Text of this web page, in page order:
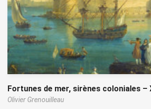
Fortunes de mer, sirènes coloniales –
Olivier Grenouilleau